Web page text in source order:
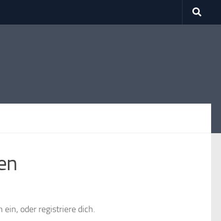
oder registriere dich.